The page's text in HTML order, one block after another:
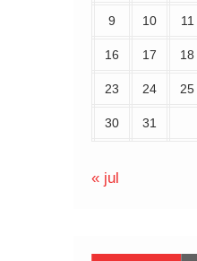
9 10 11
16 17 18
23 24 25
30 31
« jul